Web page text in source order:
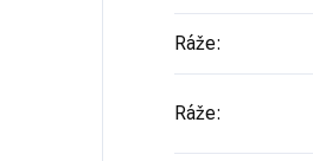
Ráže:
Ráže: